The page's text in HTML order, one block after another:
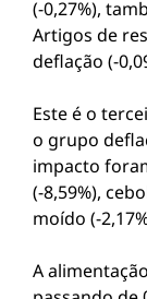
(-0,27%),
Artigos de
deflação (-
Este é o
o grupo
impacto
(-8,59%),
moído (-
A